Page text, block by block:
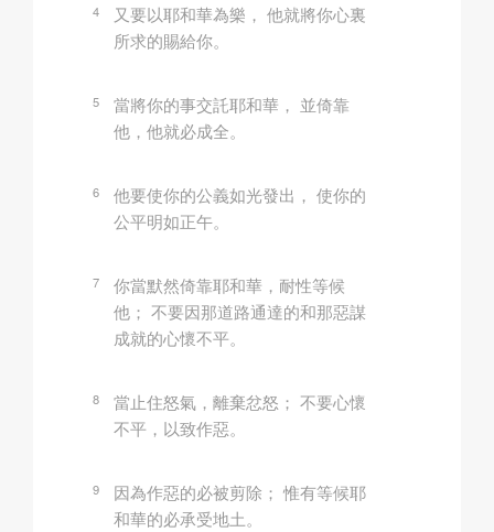
4
又要以耶和華為樂， 他就將你心裏
所求的賜給你。
5
當將你的事交託耶和華， 並倚靠
他，他就必成全。
6
他要使你的公義如光發出， 使你的
公平明如正午。
7
你當默然倚靠耶和華，耐性等候
他； 不要因那道路通達的和那惡謀
成就的心懷不平。
8
當止住怒氣，離棄忿怒； 不要心懷
不平，以致作惡。
9
因為作惡的必被剪除； 惟有等候耶
和華的必承受地土。